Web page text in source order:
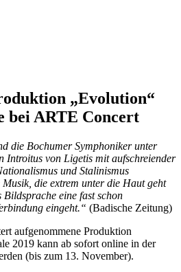
„Evolution“
bei ARTE Concert
die Bochumer Symphoniker unter
Introitus von Ligetis mit aufschreiender
und Stalinismus
die extrem unter die Haut geht
eine fast schon
eingeht.“ (Badische Zeitung)
aufgenommene Produktion
2019 kann ab sofort online in der
(bis zum 13. November).